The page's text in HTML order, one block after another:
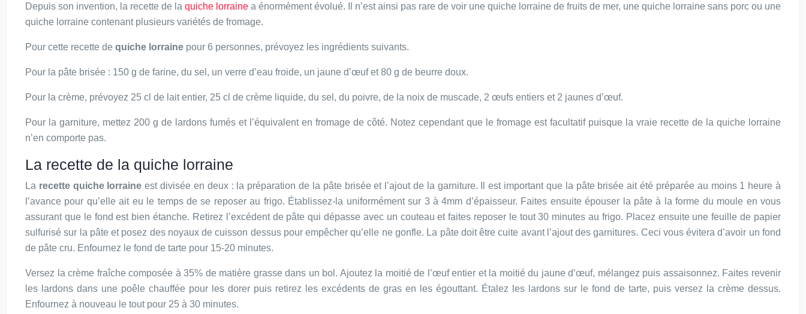
Depuis son invention, la recette de la quiche lorraine a énormément évolué. Il n’est ainsi pas rare de voir une quiche lorraine de fruits de mer, une quiche lorraine sans porc ou une
quiche lorraine contenant plusieurs variétés de fromage.
Pour cette recette de quiche lorraine pour 6 personnes, prévoyez les ingrédients suivants.
Pour la pâte brisée : 150 g de farine, du sel, un verre d’eau froide, un jaune d’œuf et 80 g de beurre doux.
Pour la crème, prévoyez 25 cl de lait entier, 25 cl de crème liquide, du sel, du poivre, de la noix de muscade, 2 œufs entiers et 2 jaunes d’œuf.
Pour la garniture, mettez 200 g de lardons fumés et l’équivalent en fromage de côté. Notez cependant que le fromage est facultatif puisque la vraie recette de la quiche lorraine
n’en comporte pas.
La recette de la quiche lorraine
La recette quiche lorraine est divisée en deux : la préparation de la pâte brisée et l’ajout de la garniture. Il est important que la pâte brisée ait été préparée au moins 1 heure à
l’avance pour qu’elle ait eu le temps de se reposer au frigo. Établissez-la uniformément sur 3 à 4mm d’épaisseur. Faites ensuite épouser la pâte à la forme du moule en vous
assurant que le fond est bien étanche. Retirez l’excédent de pâte qui dépasse avec un couteau et faites reposer le tout 30 minutes au frigo. Placez ensuite une feuille de papier
sulfurisé sur la pâte et posez des noyaux de cuisson dessus pour empêcher qu’elle ne gonfle. La pâte doit être cuite avant l’ajout des garnitures. Ceci vous évitera d’avoir un fond
de pâte cru. Enfournez le fond de tarte pour 15-20 minutes.
Versez la crème fraîche composée à 35% de matière grasse dans un bol. Ajoutez la moitié de l’œuf entier et la moitié du jaune d’œuf, mélangez puis assaisonnez. Faites revenir
les lardons dans une poêle chauffée pour les dorer puis retirez les excédents de gras en les égouttant. Étalez les lardons sur le fond de tarte, puis versez la crème dessus.
Enfournez à nouveau le tout pour 25 à 30 minutes.